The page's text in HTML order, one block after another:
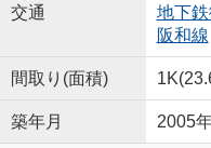
交通
地下
阪和線
間取り(面積)
築年月 2005